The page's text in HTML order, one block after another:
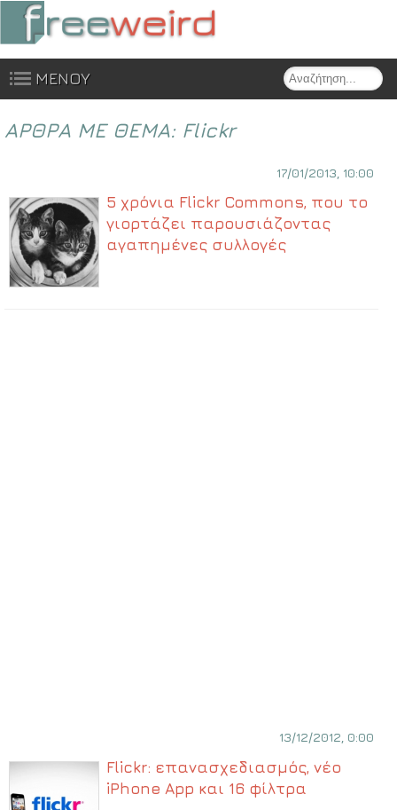
Search
ΜΕΝΟΥ
Skip to content
ΑΡΘΡΑ ΜΕ ΘΕΜΑ: Flickr
17/01/2013, 10:00
5 χρόνια Flickr Commons, που το
γιορτάζει παρουσιάζοντας
αγαπημένες συλλογές
13/12/2012, 0:00
Flickr: επανασχεδιασμός, νέο
iPhone App και 16 φίλτρα